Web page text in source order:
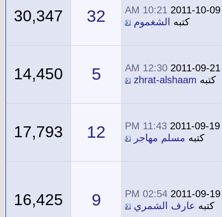
2011-10-09
10:21 AM
كتبه
الشغموم 32
30,347
2011-09-21
12:30 AM
كتبه zhrat-alshaam
5
14,450
2011-09-19
11:43 PM
كتبه مسلم مهاجر 12
17,793
2011-09-19
02:54 PM
كتبه عارف الشمري 9
16,425